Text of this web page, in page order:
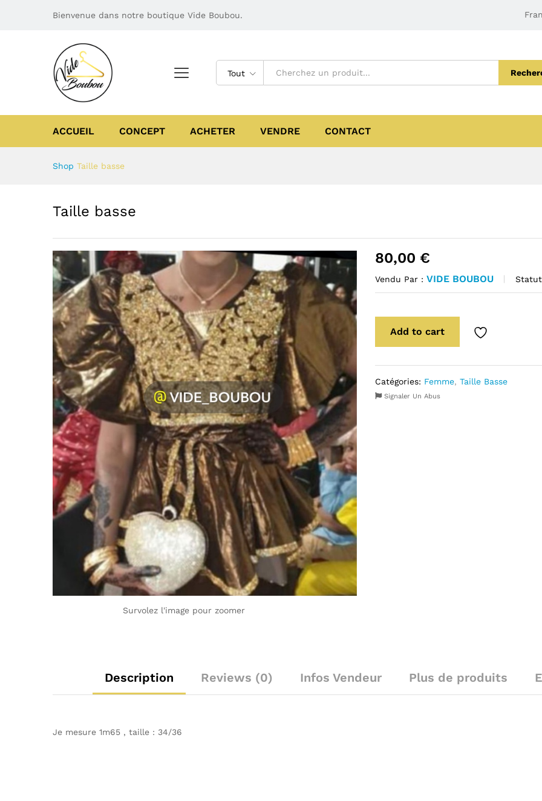
Bienvenue dans notre boutique Vide Boubou.
Tout
ACCUEIL CONCEPT ACHETER VENDRE CONTACT
Shop Taille basse
Taille basse
Survolez l'image pour zoomer
80,00 €
Vendu Par :VIDE BOUBOU
Add to cart
Catégories: Femme,Taille Basse
Signaler Un Abus
Description Reviews (0) Infos Vendeur Plus de produits
Je mesure 1m65 , taille : 34/36